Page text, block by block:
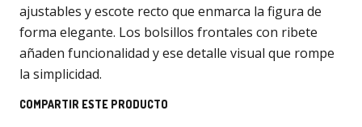
ajustables y escote recto que enmarca la figura de
forma elegante. Los bolsillos frontales con ribete
añaden funcionalidad y ese detalle visual que rompe
la simplicidad.
COMPARTIR ESTE PRODUCTO